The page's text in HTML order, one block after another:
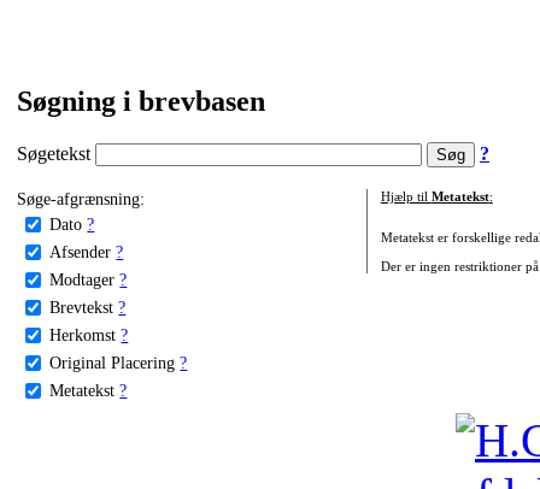
Søgning i brevbasen
Søgetekst ?
Søge-afgrænsning:
Dato ?
Afsender ?
Modtager ?
Brevtekst ?
Herkomst ?
Original Placering ?
Metatekst ?
Hjælp til Metatekst:
Metatekst er forskellige
Der er ingen restriktioner